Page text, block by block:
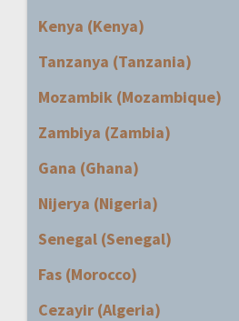
Kenya (Kenya)
Tanzanya (Tanzania)
Mozambik (Mozambique)
Zambiya (Zambia)
Gana (Ghana)
Nijerya (Nigeria)
Senegal (Senegal)
Fas (Morocco)
Cezayir (Algeria)